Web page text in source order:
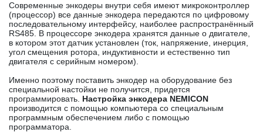
Современные энкодеры внутри себя имеют микроконтроллер
(процессор) все данные энкодера передаются по цифровому
последовательному интерфейсу, наиболее распространённый
RS485. В процессоре энкодера хранятся данные о двигателе,
в котором этот датчик установлен (ток, напряжение, инерция,
угол смещения ротора, индуктивности и естественно тип
двигателя с серийным номером).
Именно поэтому поставить энкодер на оборудование без
специальной настойки не получится, придется
программировать. Настройка энкодера NEMICON
производится с помощью компьютера со специальным
программным обеспечением либо с помощью
программатора.